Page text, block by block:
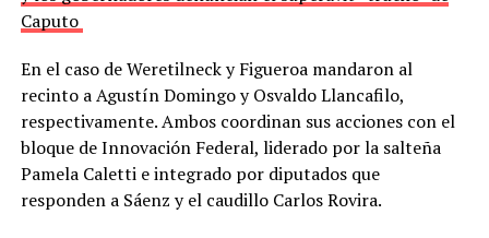
Caputo
En el caso de Weretilneck y Figueroa mandaron al
recinto a Agustín Domingo y Osvaldo Llancafilo,
respectivamente. Ambos coordinan sus acciones con el
bloque de Innovación Federal, liderado por la salteña
Pamela Caletti e integrado por diputados que
responden a Sáenz y el caudillo Carlos Rovira.